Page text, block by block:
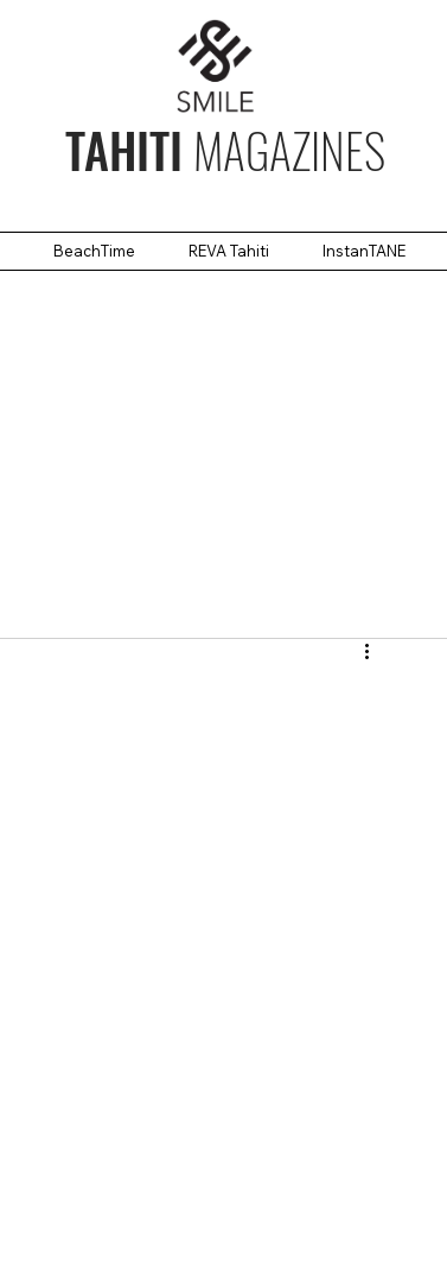
TAHITI MAGAZINES
BeachTime REVA Tahiti InstanTANE